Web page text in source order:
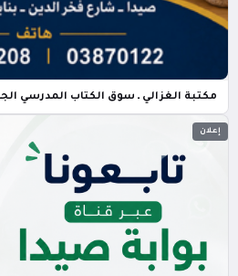
مكتبة الغزالي ـ سوق الكتاب المدرسي
إعلان